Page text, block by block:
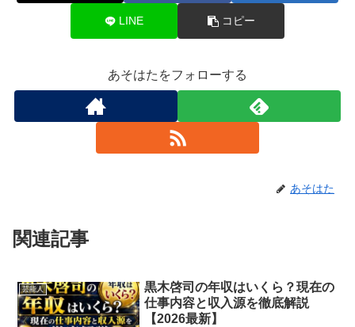
LINE コピー
あそはたをフォローする
あそはた
関連記事
芸能人
黒木啓司の年収はいくら？現在の
仕事内容と収入源を徹底解説
【2026最新】